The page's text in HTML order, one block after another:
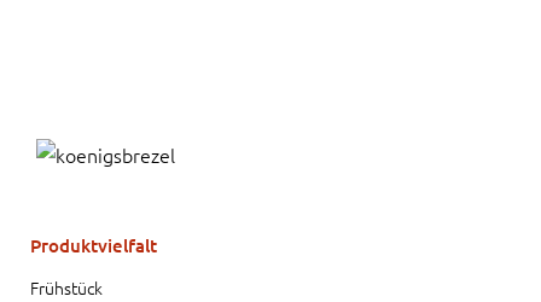
Produktvielfalt
Frühstück